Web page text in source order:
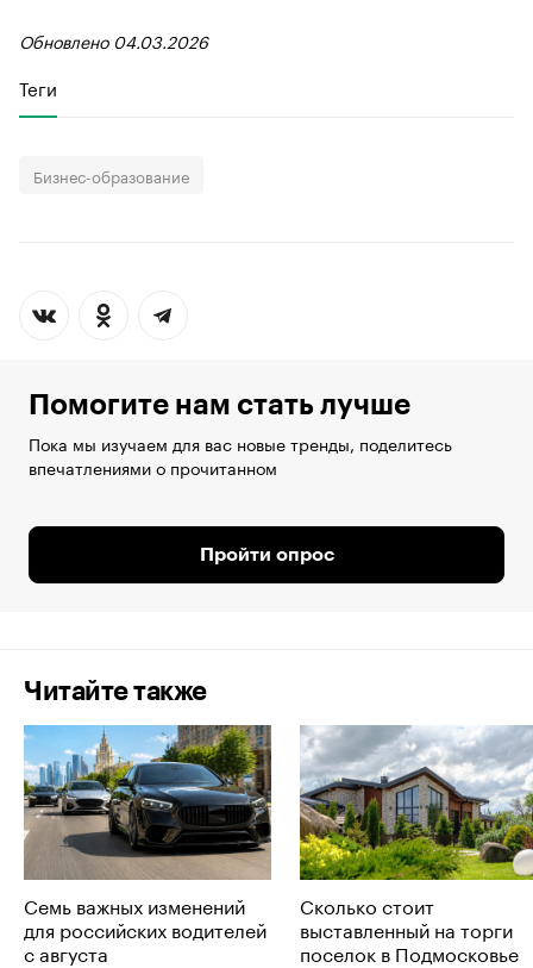
Обновлено 04.03.2026
Теги
Бизнес-образование
Помогите нам стать лучше
Пока мы изучаем для вас новые тренды, поделитесь
впечатлениями о прочитанном
Пройти опрос
Читайте также
Семь важных изменений
для российских водителей
с августа
Сколько стоит
выставленный на торги
поселок в Подмосковье